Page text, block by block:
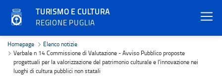
TURISMO E CULTURA
REGIONE PUGLIA
Verbale n 14 Commissione di Valutazione - Avviso Pubblico
Homepage
Elenco notizie
Verbale n 14 Commissione di Valutazione - Avviso Pubblico proposte
progettuali per la valorizzazione del patrimonio culturale e l'innovazione nei
luoghi di cultura pubblici non statali